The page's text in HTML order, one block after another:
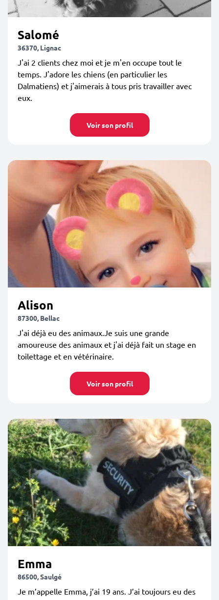
Salomé
36370, Lignac
J'ai 2 clients chez moi et je m'en occupe tout le
temps. J'adore les chiens (en particulier les
Dalmatiens) et j'aimerais à tous pris travailler avec
eux.
Voir son profil
Alison
87300, Bellac
J'ai déjà eu des animaux.Je suis une grande
amoureuse des animaux et j'ai déjà fait un stage en
toilettage et en vétérinaire.
Voir son profil
Emma
86500, Saulgé
Je m’appelle Emma, j’ai 19 ans. J’ai toujours eu des